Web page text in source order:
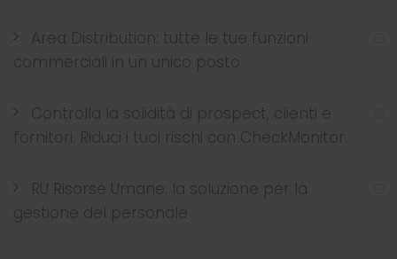
Area Distribution: tutte le tue funzioni
commerciali in un unico posto
Controlla la solidità di prospect, clienti e
fornitori. Riduci i tuoi rischi con CheckMonitor.
RU Risorse Umane: la soluzione per la
gestione del personale